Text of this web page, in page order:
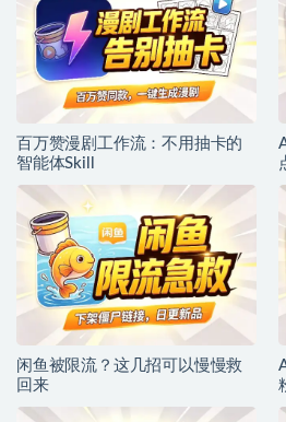
百万赞漫剧工作流：不用抽卡的
智能体Skill
闲鱼被限流？这几招可以慢慢救
回来